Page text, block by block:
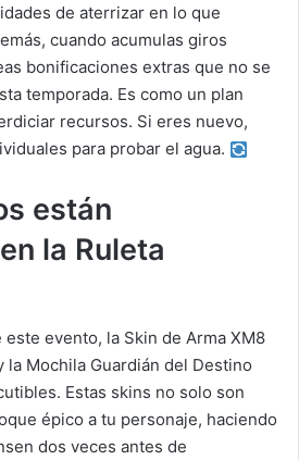
de aterrizar en lo que
cuando acumulas giros
bonificaciones extras que no se
temporada. Es como un plan
recursos. Si eres nuevo,
para probar el agua.
están
la Ruleta
evento, la Skin de Arma XM8
la Mochila Guardián del Destino
Estas skins no solo son
épico a tu personaje, haciendo
dos veces antes de